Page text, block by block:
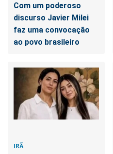
Com um poderoso
discurso Javier Milei
faz uma convocação
ao povo brasileiro
IRÃ